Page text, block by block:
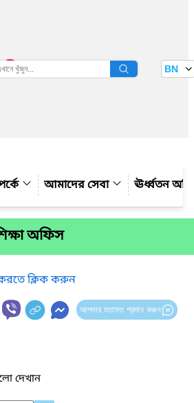
তথ্য বাতায়ন BN
আমাদের সেবা ঊর্ধ্বতন
অফিস
ক্লিক করুন
আপনার মতামত প্রদান করুন
দেখান